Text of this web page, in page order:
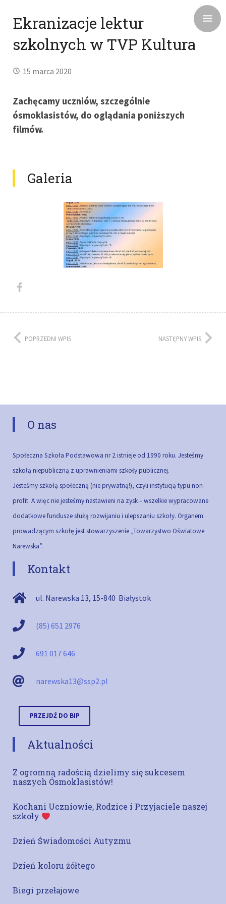
Ekranizacje lektur
szkolnych w TVP Kultura
15 marca 2020
Zachęcamy uczniów, szczególnie
ósmoklasistów, do oglądania poniższych
filmów.
Galeria
POPRZEDNI WPIS NASTĘPNY WPIS
O nas
Społeczna Szkoła Podstawowa nr 2 istnieje od 1990 roku. Jesteśmy
szkołą niepubliczną z uprawnieniami szkoły publicznej.
Jesteśmy szkołą społeczną (nie prywatną!), czyli instytucją typu non-
profit. A więc nie jesteśmy nastawieni na zysk – wszelkie wypracowane
dodatkowe fundusze służą rozwijaniu i ulepszaniu szkoły. Organem
prowadzącym szkołę jest stowarzyszenie „Towarzystwo Oświatowe
Narewska”.
Kontakt
ul. Narewska 13, 15-840 Białystok
(85) 651 2976
691 017 646
narewska13@ssp2.pl
PRZEJDŹ DO BIP
Aktualności
Z ogromną radością dzielimy się sukcesem
naszych Ósmoklasistów!
Kochani Uczniowie, Rodzice i Przyjaciele naszej
szkoły
Dzień Świadomości Autyzmu
Dzień koloru żółtego
Biegi przełajowe